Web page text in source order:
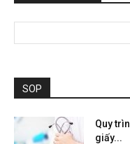
SOP
Quy
giấy...